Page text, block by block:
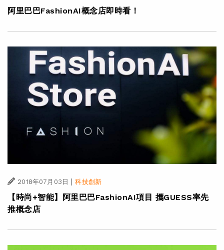
阿里巴巴FashionAI概念店即時看！
2018年07月03日 | 科技創新
【時尚+智能】阿里巴巴FashionAI項目 攜GUESS率先
推概念店